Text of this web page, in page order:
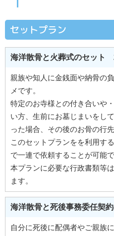
セットプラン
海洋散骨と火葬式のセット
親族や知人に金銭面や納骨の
メです。
特定のお寺様との付き合いや
い方、生前にお墓じまいをし
った場合、その後のお骨の行
このセットプランをを利用す
で一連で依頼することが可能で
本プランに必要な行政書類等
ます。
海洋散骨と死後事務委任契
自分に死後に配偶者やご親族